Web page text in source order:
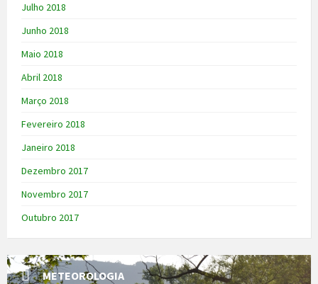
Julho 2018
Junho 2018
Maio 2018
Abril 2018
Março 2018
Fevereiro 2018
Janeiro 2018
Dezembro 2017
Novembro 2017
Outubro 2017
METEOROLOGIA